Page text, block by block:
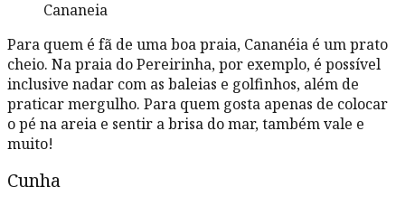
Para quem é fã de uma boa praia, Cananéia é um prato
cheio. Na praia do Pereirinha, por exemplo, é possível
inclusive nadar com as baleias e golfinhos, além de
praticar mergulho. Para quem gosta apenas de colocar
o pé na areia e sentir a brisa do mar, também vale e
muito!
Cunha